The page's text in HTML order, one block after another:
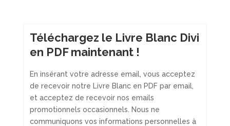
Téléchargez le Livre Blanc Divi
en PDF maintenant !
En insérant votre adresse email, vous acceptez
de recevoir notre Livre Blanc en PDF par email,
et acceptez de recevoir nos emails
promotionnels occasionnels. Nous ne
communiquons vos informations personnelles à